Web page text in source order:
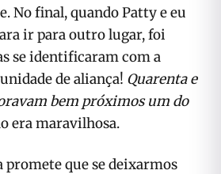
No final, quando Patty e eu
ir para outro lugar, foi
se identificaram com a
de aliança! Quarenta e
bem próximos um do
era maravilhosa.
promete que se deixarmos